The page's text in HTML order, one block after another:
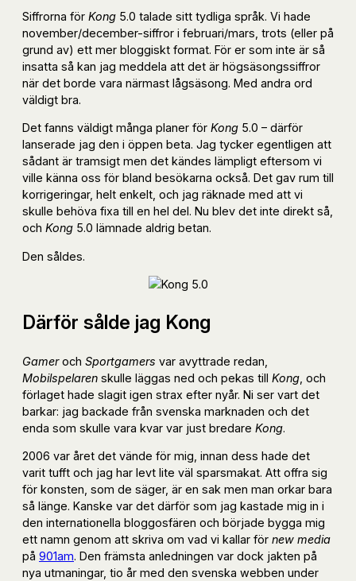
Siffrorna för Kong 5.0 talade sitt tydliga språk. Vi hade
november/december-siffror i februari/mars, trots (eller på
grund av) ett mer bloggiskt format. För er som inte är så
insatta så kan jag meddela att det är högsäsongssiffror
när det borde vara närmast lågsäsong. Med andra ord
väldigt bra.
Det fanns väldigt många planer för Kong 5.0 – därför
lanserade jag den i öppen beta. Jag tycker egentligen att
sådant är tramsigt men det kändes lämpligt eftersom vi
ville känna oss för bland besökarna också. Det gav rum till
korrigeringar, helt enkelt, och jag räknade med att vi
skulle behöva fixa till en hel del. Nu blev det inte direkt så,
och Kong 5.0 lämnade aldrig betan.
Den såldes.
Därför sålde jag Kong
Gameroch Sportgamers var avyttrade redan,
Mobilspelaren skulle läggas ned och pekas till Kong , och
förlaget hade slagit igen strax efter nyår. Ni ser vart det
barkar: jag backade från svenska marknaden och det
enda som skulle vara kvar var just bredare Kong.
2006 var året det vände för mig, innan dess hade det
varit tufft och jag har levt lite väl sparsmakat. Att offra sig
för konsten, som de säger, är en sak men man orkar bara
så länge. Kanske var det därför som jag kastade mig in i
den internationella bloggosfären och började bygga mig
ett namn genom att skriva om vad vi kallar för new media
på 901am. Den främsta anledningen var dock jakten på
nya utmaningar, tio år med den svenska webben under